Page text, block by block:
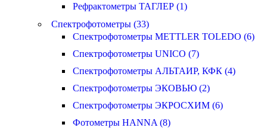
Рефрактометры ТАГЛЕР (1)
Спектрофотометры (33)
Спектрофотометры METTLER TOLEDO (6)
Спектрофотометры UNICO (7)
Спектрофотометры АЛЬТАИР, КФК (4)
Спектрофотометры ЭКОВЬЮ (2)
Спектрофотометры ЭКРОСХИМ (6)
Фотометры HANNA (8)